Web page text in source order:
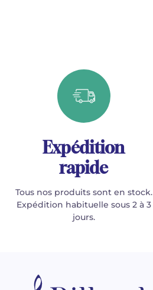
Expédition
rapide
Tous nos produits sont en stock.
Expédition habituelle sous 2 à 3
jours.